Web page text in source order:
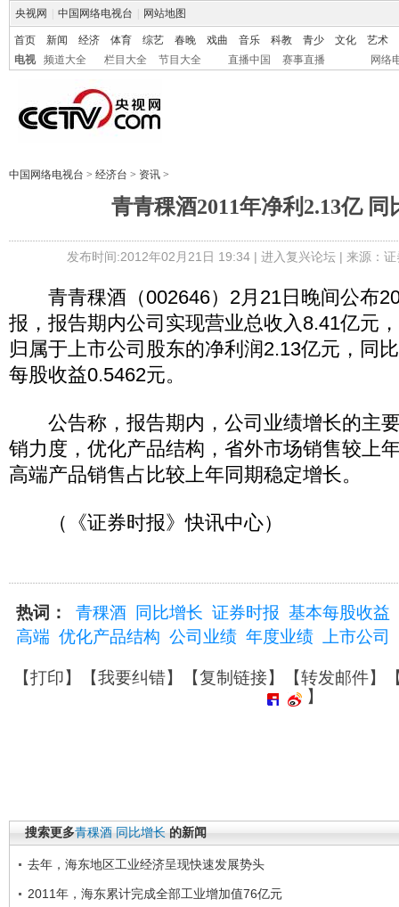
央视网 中国网络电视台 网站地图
首页 新闻 经济 体育 综艺 春晚 戏曲 音乐 科教 青少 文化
艺术
电视
频道大全 栏目大全 节目大全 直播中国 赛事直播 网络
中国网络电视台 > 经济台 > 资讯 >
青青稞酒2011年净利2.13亿 同
发布时间:2012年02月21日 19:34 | 进入复兴论坛| 来源：
青青稞酒（002646）2月21日晚间公布
报，报告期内公司实现营业总收入8.41亿元
归属于上市公司股东的净利润2.13亿元，同
每股收益0.5462元。
公告称，报告期内，公司业绩增长的主
销力度，优化产品结构，省外市场销售较上
高端产品销售占比较上年同期稳定增长。
（《证券时报》快讯中心）
热词： 青稞酒 同比增长 证券时报 基本每股收益
高端 优化产品结构 公司业绩 年度业绩 上市公司
【打印】【我要纠错】【复制链接】【转发邮件】
】
搜索更多青稞酒 同比增长 的新闻
去年，海东地区工业经济呈现快速发展势头
2011年，海东累计完成全部工业增加值76亿元